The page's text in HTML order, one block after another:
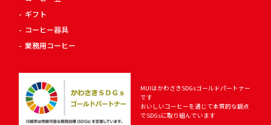
ギフト
コーヒー器具
業務用コーヒー
MUIはかわさきSDGsゴールドパートナー
です
おいしいコーヒーを通じて本質的な観点
でSDGsに取り組んでいます